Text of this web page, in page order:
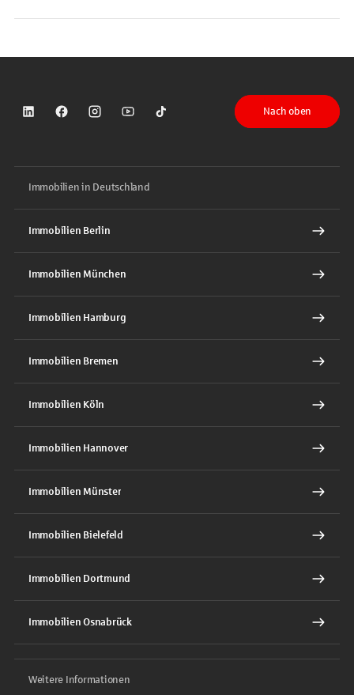
Sparkasse auf LinkedIn
Sparkasse auf Facebook
Sparkasse auf Instagram
Sparkasse auf YouTube
Sparkasse auf TikTok
Nach oben
Immobilien in Deutschland
Immobilien Berlin
Immobilien München
Immobilien Hamburg
Immobilien Bremen
Immobilien Köln
Immobilien Hannover
Immobilien Münster
Immobilien Bielefeld
Immobilien Dortmund
Immobilien Osnabrück
Weitere Informationen